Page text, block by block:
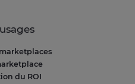
du ROI